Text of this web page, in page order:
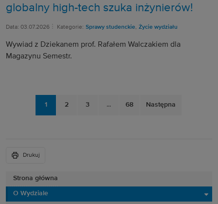
Strona główna
O Wydziale
globalny high-tech szuka inżynierów!
Data: 03.07.2026 Kategorie: Sprawy studenckie, Życie wydziału
Wywiad z Dziekanem prof. Rafałem Walczakiem dla
Magazynu Semestr.
1 2 3 ... 68 Następna
Drukuj